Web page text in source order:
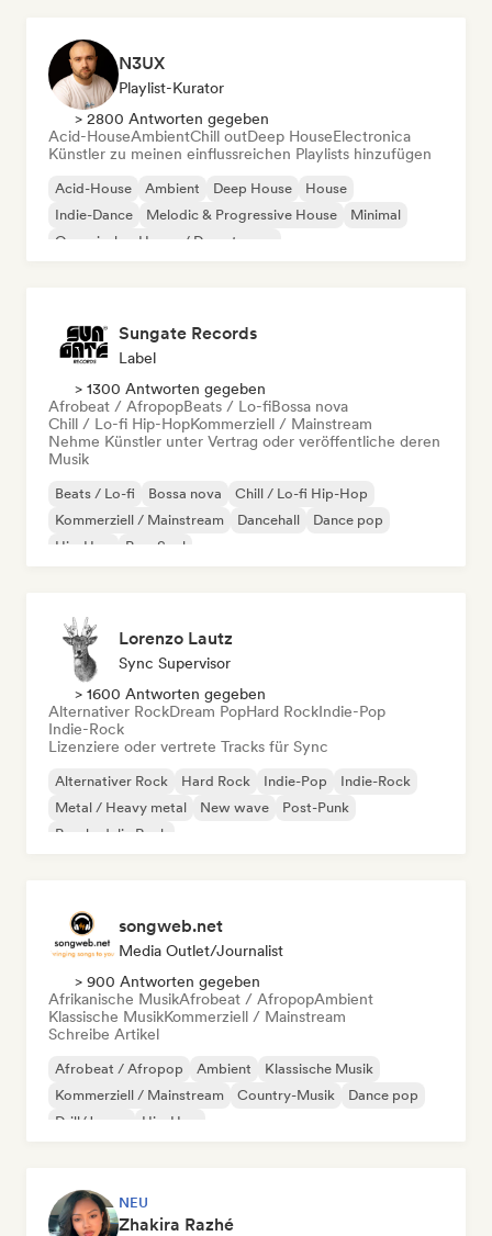
N3UX
Playlist-Kurator
> 2800 Antworten gegeben
Acid-HouseAmbientChill outDeep HouseElectronica
Künstler zu meinen einflussreichen Playlists hinzufügen
Acid-House Ambient Deep House
House
Indie-Dance
Melodic & Progressive House
Minimal
Organischer House / Downtempo
Sungate Records
Label
> 1300 Antworten gegeben
Afrobeat / AfropopBeats / Lo-fiBossa nova
Chill / Lo-fi Hip-HopKommerziell / Mainstream
Nehme Künstler unter Vertrag oder veröffentliche deren
Musik
Beats / Lo-fi Bossa nova
Chill / Lo-fi Hip-Hop
Kommerziell / Mainstream
Dancehall
Dance pop
Hip-Hop
Pop-Soul
Lorenzo Lautz
Sync Supervisor
> 1600 Antworten gegeben
Alternativer RockDream PopHard RockIndie-Pop
Indie-Rock
Lizenziere oder vertrete Tracks für Sync
Alternativer Rock Hard Rock Indie-Pop
Indie-Rock
Metal / Heavy metal
New wave
Post-Punk
Psychedelic Rock
songweb.net
Media Outlet/Journalist
> 900 Antworten gegeben
Afrikanische MusikAfrobeat / AfropopAmbient
Klassische MusikKommerziell / Mainstream
Schreibe Artikel
Afrobeat / Afropop Ambient
Klassische Musik
Kommerziell / Mainstream
Country-Musik
Dance pop
Drill/Jersey
Hip-Hop
NEU
Zhakira Razhé